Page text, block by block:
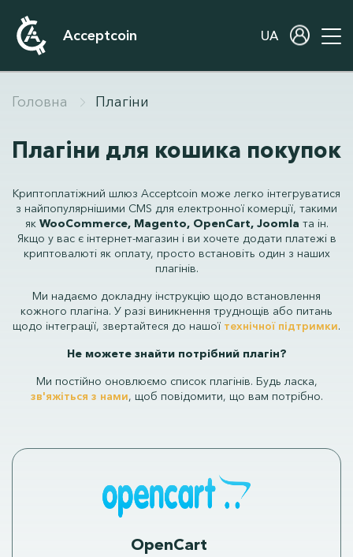
Acceptcoin UA
Головна Плагіни
Плагіни для кошика покупок
Криптоплатіжний шлюз Acceptcoin може легко інтегруватися
з найпопулярнішими CMS для електронної комерції, такими
як WooCommerce, Magento, OpenCart, Joomla та ін.
Якщо у вас є інтернет-магазин і ви хочете додати платежі в
криптовалюті як оплату, просто встановіть один з наших
плагінів.
Ми надаємо докладну інструкцію щодо встановлення
кожного плагіна. У разі виникнення труднощів або питань
щодо інтеграції, звертайтеся до нашої технічної підтримки.
Не можете знайти потрібний плагін?
Ми постійно оновлюємо список плагінів. Будь ласка,
зв'яжіться з нами, щоб повідомити, що вам потрібно.
OpenCart